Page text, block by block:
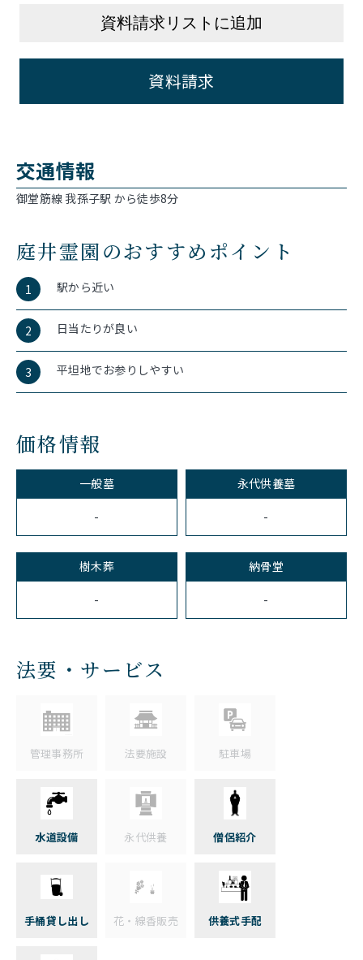
資料請求リストに追加
資料請求
交通情報
御堂筋線 我孫子駅 から徒歩8分
庭井霊園のおすすめポイント
1 駅から近い
2 日当たりが良い
3 平坦地でお参りしやすい
価格情報
一般墓
-
永代供養墓
-
樹木葬
-
納骨堂
-
法要・サービス
管理事務所 法要施設 駐車場
水道設備 永代供養 僧侶紹介
手桶貸し出し 花・線香販売 供養式手配